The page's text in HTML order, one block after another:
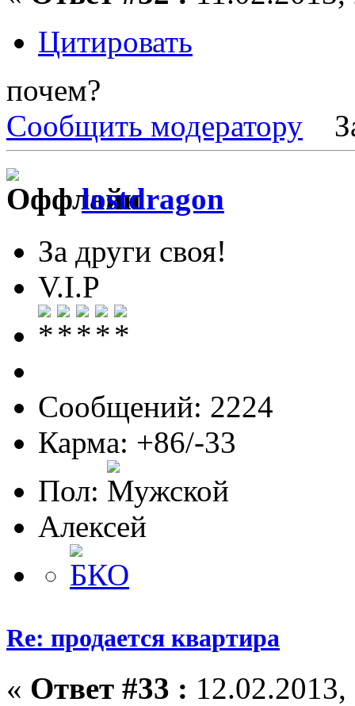
Цитировать
почем?
Сообщить модератору
lostdragon
За други своя!
V.I.P
Сообщений: 2224
Карма: +86/-33
Пол:
Алексей
Re: продается квартира
« Ответ #33 :